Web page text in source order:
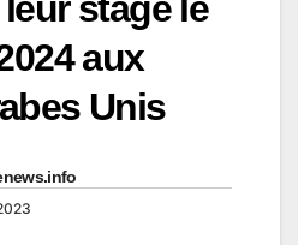
stage le
aux
Unis